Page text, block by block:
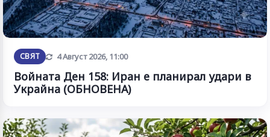
СВЯТ Обновена
4 Август 2026, 11:00
Войната Ден 158: Иран е планирал удари в
Украйна (ОБНОВЕНА)